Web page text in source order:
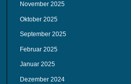
November 2025
Oktober 2025
September 2025
Februar 2025
Januar 2025
Dezember 2024